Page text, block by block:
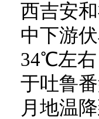
西吉安
中下游
34℃左右
于吐鲁
月地温